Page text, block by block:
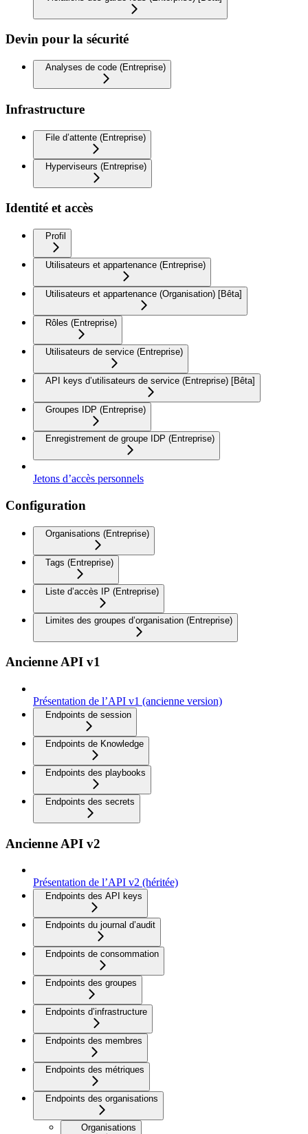
Devin pour la sécurité
Analyses de code (Entreprise)
Infrastructure
File d’attente (Entreprise)
Hyperviseurs (Entreprise)
Identité et accès
Profil
Utilisateurs et appartenance (Entreprise)
Utilisateurs et appartenance (Organisation) [Bêta]
Rôles (Entreprise)
Utilisateurs de service (Entreprise)
API keys d’utilisateurs de service (Entreprise) [Bêta]
Groupes IDP (Entreprise)
Enregistrement de groupe IDP (Entreprise)
Jetons d’accès personnels
Configuration
Organisations (Entreprise)
Tags (Entreprise)
Liste d’accès IP (Entreprise)
Limites des groupes d’organisation (Entreprise)
Ancienne API v1
Présentation de l’API v1 (ancienne version)
Endpoints de session
Endpoints de Knowledge
Endpoints des playbooks
Endpoints des secrets
Ancienne API v2
Présentation de l’API v2 (héritée)
Endpoints des API keys
Endpoints du journal d’audit
Endpoints de consommation
Endpoints des groupes
Endpoints d’infrastructure
Endpoints des membres
Endpoints des métriques
Endpoints des organisations
Organisations